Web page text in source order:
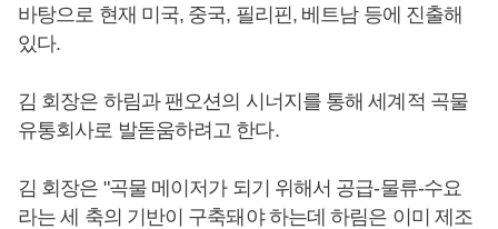
바탕으로 현재 미국, 중국, 필리핀, 베트남 등에 진출해
있다.
김 회장은 하림과 팬오션의 시너지를 통해 세계적 곡물
유통회사로 발돋움하려고 한다.
김 회장은 "곡물 메이저가 되기 위해서 공급-물류-수요
라는 세 축의 기반이 구축돼야 하는데 하림은 이미 제조